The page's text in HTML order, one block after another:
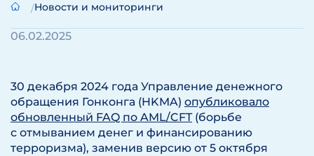
Новости и мониторинги
06.02.2025
30 декабря 2024 года Управление денежного
обращения Гонконга (HKMA) опубликовало
обновленный FAQ по AML/CFT(борьбе
с отмыванием денег и финансированию
терроризма), заменив версию от 5 октября